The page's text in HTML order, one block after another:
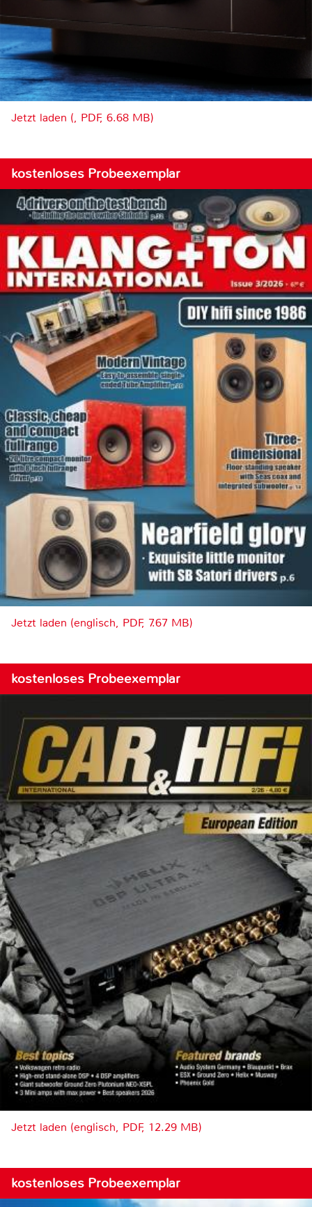
Jetzt laden (, PDF, 6.68 MB)
kostenloses Probeexemplar
Jetzt laden (englisch, PDF, 7.67 MB)
kostenloses Probeexemplar
Jetzt laden (englisch, PDF, 12.29 MB)
kostenloses Probeexemplar